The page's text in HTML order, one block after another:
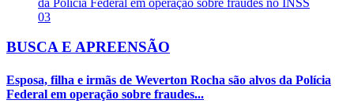
03
BUSCA E APREENSÃO
Esposa, filha e irmãs de Weverton Rocha são alvos da Polícia
Federal em operação sobre fraudes...